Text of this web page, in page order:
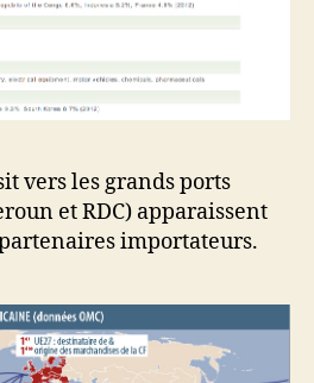
vers les grands ports
et RDC) apparaissent
importateurs.